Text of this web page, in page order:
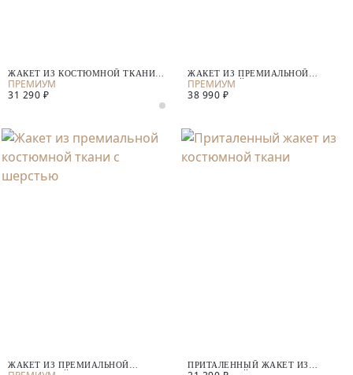
ЖАКЕТ ИЗ КОСТЮМНОЙ ТКАНИ С
ШЕРСТЬЮ
31 290 ₽
ЖАКЕТ ИЗ ПРЕМИАЛЬНОЙ
ШЕРСТЯНОЙ ТКАНИ С АЛЬПАКА
38 990 ₽
ЖАКЕТ ИЗ ПРЕМИАЛЬНОЙ
ПРИТАЛЕННЫЙ ЖАКЕТ ИЗ